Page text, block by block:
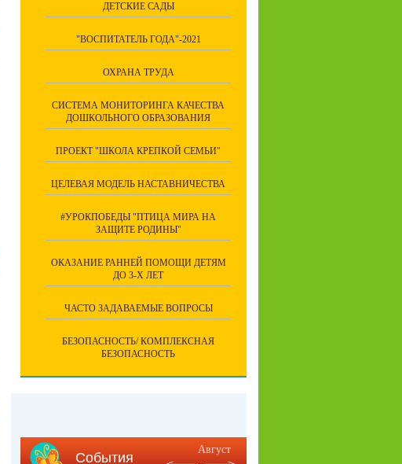
ДЕТСКИЕ САДЫ
"ВОСПИТАТЕЛЬ ГОДА"-2021
ОХРАНА ТРУДА
СИСТЕМА МОНИТОРИНГА КАЧЕСТВА
ДОШКОЛЬНОГО ОБРАЗОВАНИЯ
ПРОЕКТ "ШКОЛА КРЕПКОЙ СЕМЬИ"
ЦЕЛЕВАЯ МОДЕЛЬ НАСТАВНИЧЕСТВА
#УРОКПОБЕДЫ "ПТИЦА МИРА НА
ЗАЩИТЕ РОДИНЫ"
ОКАЗАНИЕ РАННЕЙ ПОМОЩИ ДЕТЯМ
ДО 3-Х ЛЕТ
ЧАСТО ЗАДАВАЕМЫЕ ВОПРОСЫ
БЕЗОПАСНОСТЬ/ КОМПЛЕКСНАЯ
БЕЗОПАСНОСТЬ
События
Август